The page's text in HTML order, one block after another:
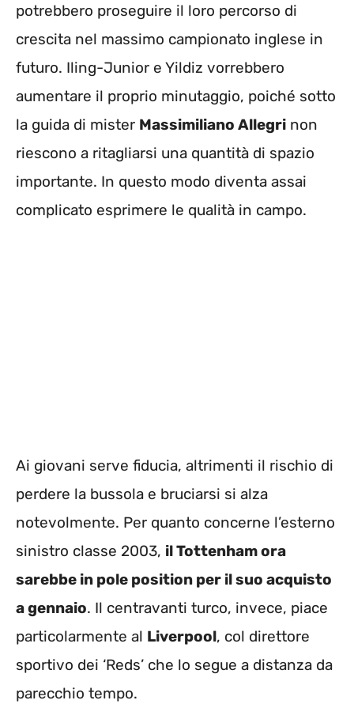
potrebbero proseguire il loro percorso di
crescita nel massimo campionato inglese in
futuro. Iling-Junior e Yildiz vorrebbero
aumentare il proprio minutaggio, poiché sotto
la guida di mister Massimiliano Allegri non
riescono a ritagliarsi una quantità di spazio
importante. In questo modo diventa assai
complicato esprimere le qualità in campo.
Ai giovani serve fiducia, altrimenti il rischio di
perdere la bussola e bruciarsi si alza
notevolmente. Per quanto concerne l’esterno
sinistro classe 2003, il Tottenham ora
sarebbe in pole position per il suo acquisto
a gennaio. Il centravanti turco, invece, piace
particolarmente al Liverpool, col direttore
sportivo dei ‘Reds’ che lo segue a distanza da
parecchio tempo.